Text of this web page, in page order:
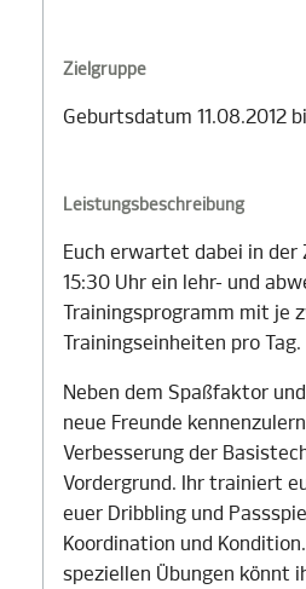
Zielgruppe
Geburtsdatum 11.08.2012
Leistungsbeschreibung
Euch erwartet dabei in der
15:30 Uhr ein lehr- und
Trainingsprogramm mit je
Trainingseinheiten pro Tag.
Neben dem Spaßfaktor
neue Freunde
Verbesserung der
Vordergrund. Ihr trainiert
euer Dribbling und
Koordination und
speziellen Übungen könnt